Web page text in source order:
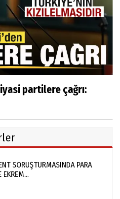
partilere çağrı:
SORUŞTURMASINDA PARA
EKREM...